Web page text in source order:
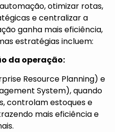
otimizar rotas,
e centralizar a
ganha mais eficiência,
estratégias incluem:
da operação:
Resource Planning) e
System), quando
controlam estoques e
mais eficiência e